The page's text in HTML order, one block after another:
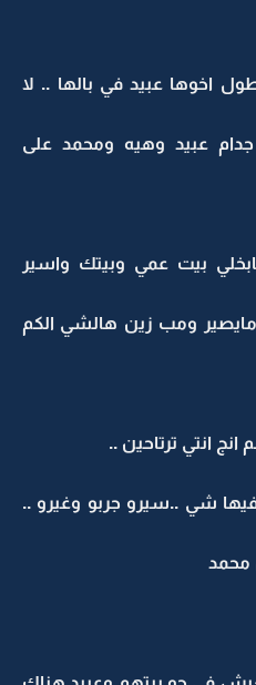
اخوها عبيد في بالها .. لا
عبيد وهيه ومحمد على
بيت عمي وبيتك واسير
ومب زين هالشي الكم
انتي ترتاحين ..
شي ..سيرو جربو وغيرو ..
محمد